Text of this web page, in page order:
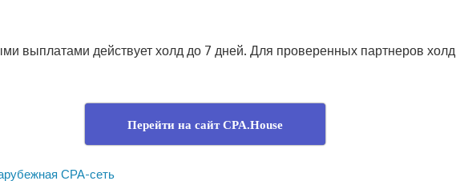
выплатами действует холд до 7 дней. Для проверенных партнеров холд
Перейти на сайт CPA.House
СРА-сеть